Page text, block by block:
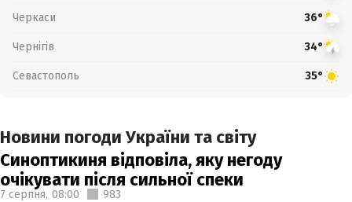
Черкаси 36°
Чернігів 34°
Севастополь 35°
Новини погоди України та світу
Синоптикиня відповіла, яку негоду
очікувати після сильної спеки
7 серпня, 08:00 983